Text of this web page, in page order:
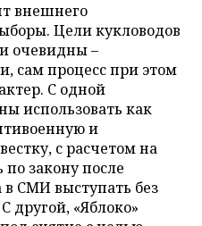
внешнего
Цели кукловодов
очевидны –
сам процесс при этом
С одной
использовать как
и
с расчетом на
закону после
в СМИ выступать без
другой, «Яблоко»